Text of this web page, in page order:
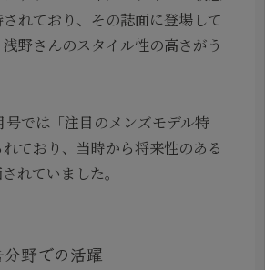
れており、その誌面に登場して
野さんのスタイル性の高さがう
号では「注目のメンズモデル特
ており、当時から将来性のある
れていました。
野での活躍